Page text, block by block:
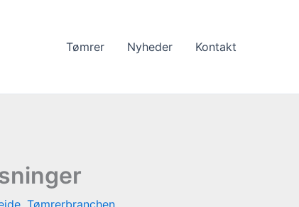
Tømrer Nyheder Kontakt
, Tømrerbranchen